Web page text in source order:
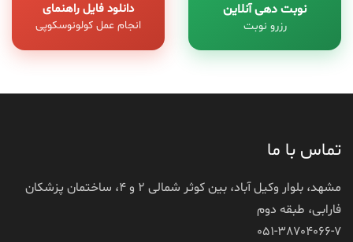
دانلود فایل راهنمای
انجام عمل کولونوسکوپی
نوبت دهی آنلاین
رزرو نوبت
تماس با ما
مشهد، بلوار وکیل آباد، بین کوثر شمالی 2 و 4، ساختمان پزشکان
فارابی، طبقه دوم
051-38704066-7